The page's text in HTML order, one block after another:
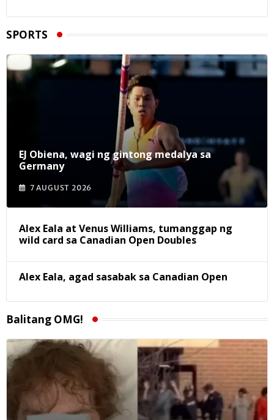
SPORTS
EJ Obiena, wagi ng gintong medalya sa
Germany
7 AUGUST 2026
Alex Eala at Venus Williams, tumanggap ng
wild card sa Canadian Open Doubles
Alex Eala, agad sasabak sa Canadian Open
Balitang OMG!